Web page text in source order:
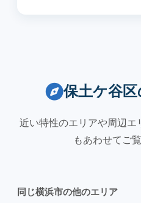
保土ケ谷
近い特性のエリアや周辺
もあわせてご
同じ横浜市の他のエリア